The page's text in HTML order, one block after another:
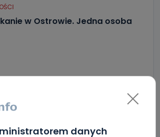
danych
w Ostrowie. Jedna osoba